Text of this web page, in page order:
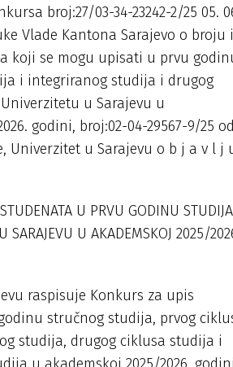
broj:27/03-34-23242-2/25 05.
Vlade Kantona Sarajevo o broju i
koji se mogu upisati u prvu
i integriranog studija i drugog
u Sarajevu u
godini, broj:02-04-29567-9/25
Univerzitet u Sarajevu o b j a v l j
U PRVU GODINU STUDIJA
SARAJEVU U AKADEMSKOJ 2025/
raspisuje Konkurs za upis
stručnog studija, prvog
studija, drugog ciklusa studija i